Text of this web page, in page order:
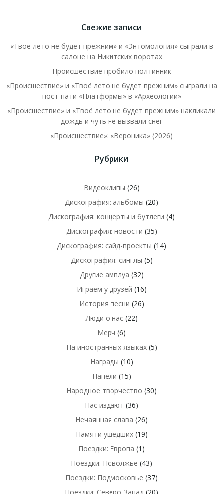
Свежие записи
«Твоё лето не будет прежним» и «Энтомология» сыграли в
салоне на Никитских воротах
Происшествие пробило полтинник
«Происшествие» и «Твоё лето не будет прежним» сыграли на
пост-пати «Платформы» в «Археологии»
«Происшествие» и «Твоё лето не будет прежним» накликали
дождь и чуть не вызвали снег
«Происшествие»: «Вероника» (2026)
Рубрики
Видеоклипы (26)
Дискография: альбомы (20)
Дискография: концерты и бутлеги (4)
Дискография: новости (35)
Дискография: сайд-проекты (14)
Дискография: синглы (5)
Другие амплуа (32)
Играем у друзей (16)
История песни (26)
Люди о нас(22)
Мерч (6)
На иностранных языках(5)
Награды (10)
Напели (15)
Народное творчество (30)
Нас издают (36)
Нечаянная слава (26)
Памяти ушедших(19)
Поездки: Европа (1)
Поездки: Поволжье (43)
Поездки: Подмосковье (37)
Поездки: Северо-Запад (20)